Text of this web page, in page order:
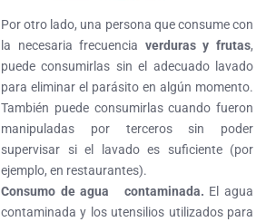
Por otro lado, una persona que consume con
la necesaria frecuencia verduras y frutas,
puede consumirlas sin el adecuado lavado
para eliminar el parásito en algún momento.
También puede consumirlas cuando fueron
manipuladas por terceros sin poder
supervisar si el lavado es suficiente (por
ejemplo, en restaurantes).
Consumo de agua contaminada. El agua
contaminada y los utensilios utilizados para